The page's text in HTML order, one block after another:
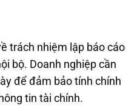
trách nhiệm lập báo cáo
bộ. Doanh nghiệp cần
để đảm bảo tính chính
tin tài chính.